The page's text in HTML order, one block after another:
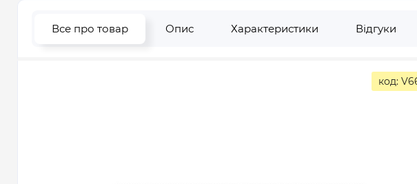
Все про товар Опис Характеристики Відгуки
код: